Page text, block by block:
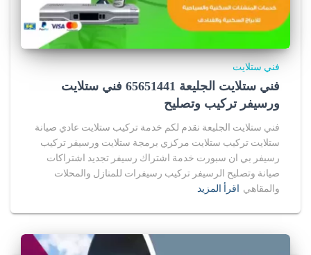
فني ستلايت
فني ستلايت الجليعة 65651441 فني ستلايت
ورسيفر تركيب وتصليح
فني ستلايت الجليعة نقدم لكم خدمة تركيب ستلايت عادي صيانة
ستلايت تركيب ستلايت مركزي برمجة ستلايت ورسيفر تركيب
رسيفر بي ان سبورت خدمة اشتراك رسيفر تجديد اشتراكات
صيانة وتصليح الرسيفر تركيب رسيفرات للمنازل والمحلات
والمقاهي اقرأ المزيد